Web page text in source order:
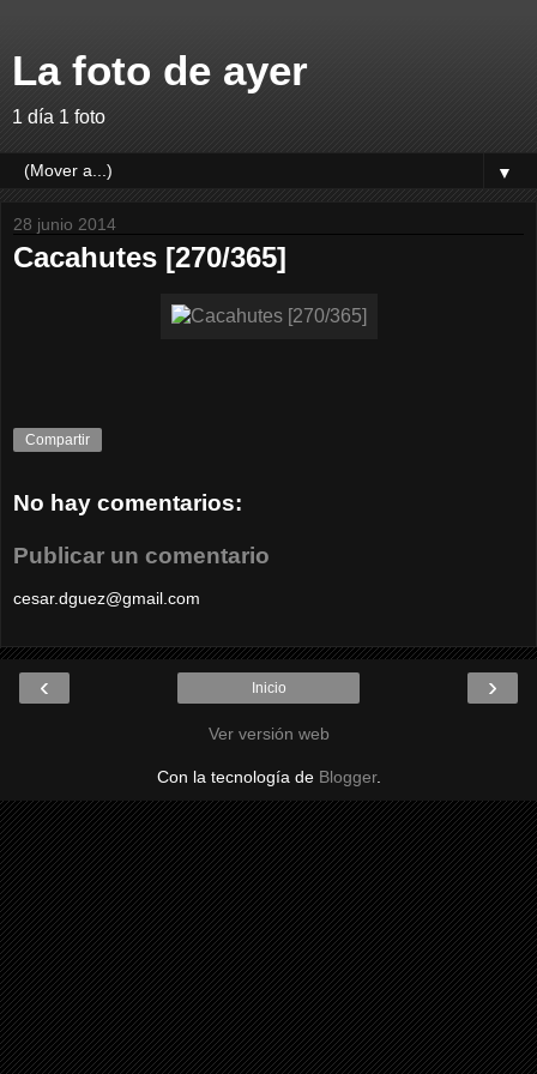
La foto de ayer
1 día 1 foto
▼
28 junio 2014
Cacahutes [270/365]
Compartir
No hay comentarios:
Publicar un comentario
cesar.dguez@gmail.com
‹ ›
Inicio
Ver versión web
Con la tecnología de Blogger.